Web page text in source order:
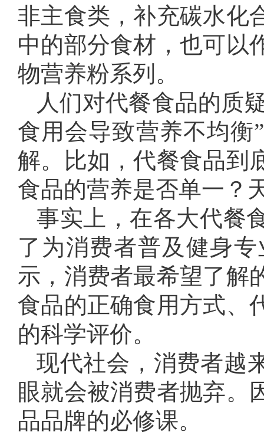
非主食类，补充碳水化
中的部分食材，也可以
物营养粉系列。
人们对代餐食品的质
食用会导致营养不均衡
解。比如，代餐食品到
食品的营养是否单一？
事实上，在各大代餐
了为消费者普及健身
示，消费者最希望了解
食品的正确食用方式、
的科学评价。
现代社会，消费者越
眼就会被消费者抛弃。
品品牌的必修课。